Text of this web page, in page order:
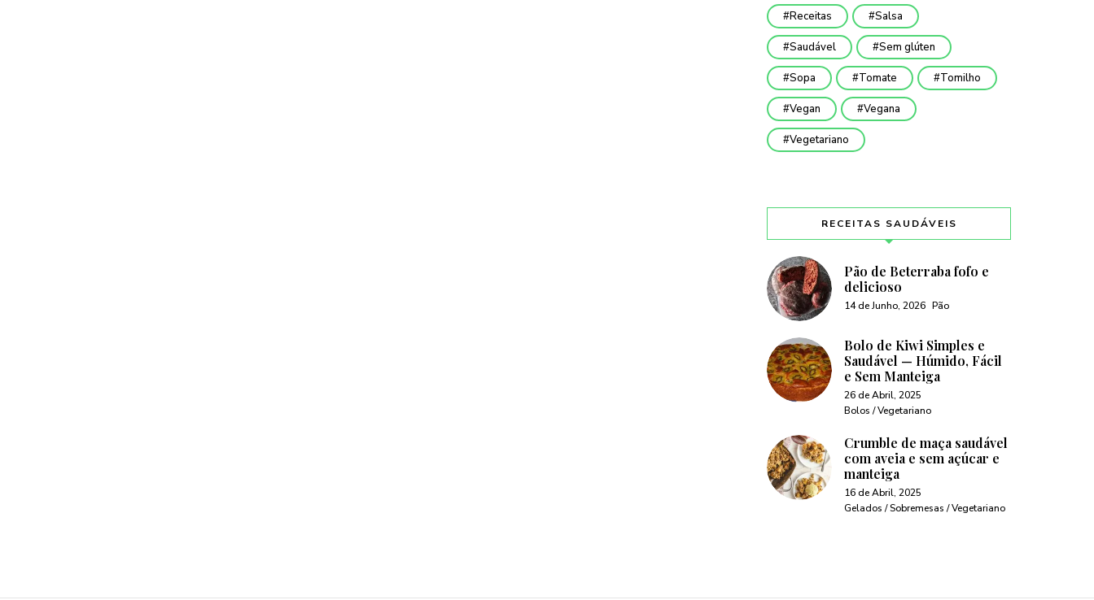
Receitas Salsa
Saudável Sem glúten
Sopa Tomate Tomilho
Vegan Vegana
Vegetariano
RECEITAS SAUDÁVEIS
Pão de Beterraba fofo e
delicioso
14 de Junho, 2026 Pão
Bolo de Kiwi Simples e
Saudável — Húmido, Fácil
e Sem Manteiga
26 de Abril, 2025
Bolos / Vegetariano
Crumble de maça saudável
com aveia e sem açúcar e
manteiga
16 de Abril, 2025
Gelados / Sobremesas / Vegetariano